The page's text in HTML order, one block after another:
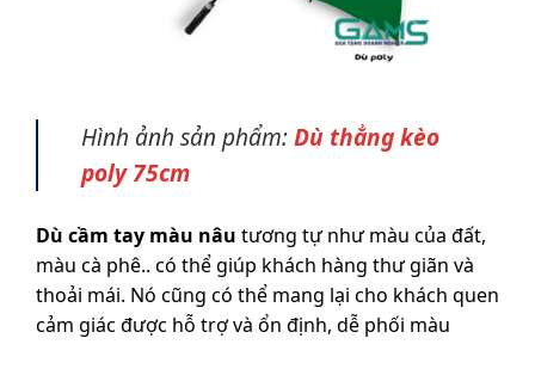
Hình ảnh sản phẩm:Dù thẳng kèo
poly 75cm
Dù cầm tay màu nâu tương tự như màu của đất,
màu cà phê.. có thể giúp khách hàng thư giãn và
thoải mái. Nó cũng có thể mang lại cho khách quen
cảm giác được hỗ trợ và ổn định, dễ phối màu